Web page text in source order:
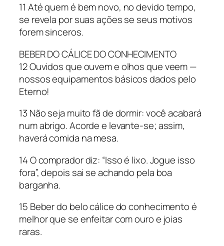
11 Até quem é bem novo, no devido tempo,
se revela por suas ações se seus motivos
forem sinceros.
BEBER DO CÁLICE DO CONHECIMENTO
12 Ouvidos que ouvem e olhos que veem —
nossos equipamentos básicos dados pelo
Eterno!
13 Não seja muito fã de dormir: você acabará
num abrigo. Acorde e levante-se; assim,
haverá comida na mesa.
14 O comprador diz: “Isso é lixo. Jogue isso
fora”, depois sai se achando pela boa
barganha.
15 Beber do belo cálice do conhecimento é
melhor que se enfeitar com ouro e joias
raras.